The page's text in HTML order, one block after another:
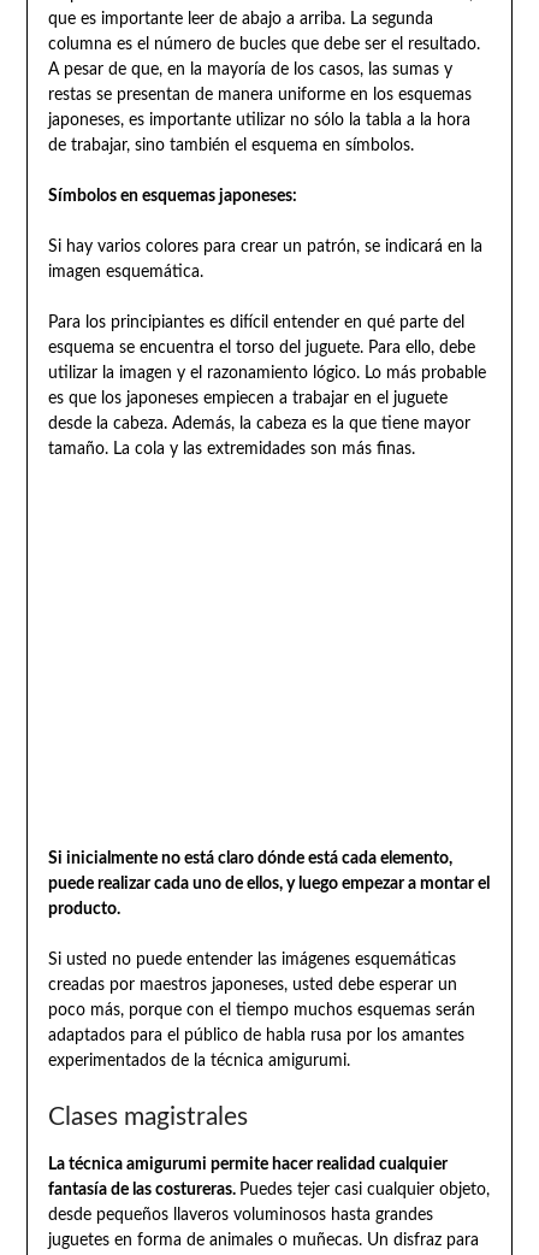
que es importante leer de abajo a arriba. La segunda
columna es el número de bucles que debe ser el resultado.
A pesar de que, en la mayoría de los casos, las sumas y
restas se presentan de manera uniforme en los esquemas
japoneses, es importante utilizar no sólo la tabla a la hora
de trabajar, sino también el esquema en símbolos.
Símbolos en esquemas japoneses:
Si hay varios colores para crear un patrón, se indicará en la
imagen esquemática.
Para los principiantes es difícil entender en qué parte del
esquema se encuentra el torso del juguete. Para ello, debe
utilizar la imagen y el razonamiento lógico. Lo más probable
es que los japoneses empiecen a trabajar en el juguete
desde la cabeza. Además, la cabeza es la que tiene mayor
tamaño. La cola y las extremidades son más finas.
Si inicialmente no está claro dónde está cada elemento,
puede realizar cada uno de ellos, y luego empezar a montar el
producto.
Si usted no puede entender las imágenes esquemáticas
creadas por maestros japoneses, usted debe esperar un
poco más, porque con el tiempo muchos esquemas serán
adaptados para el público de habla rusa por los amantes
experimentados de la técnica amigurumi.
Clases magistrales
La técnica amigurumi permite hacer realidad cualquier
fantasía de las costureras. Puedes tejer casi cualquier objeto,
desde pequeños llaveros voluminosos hasta grandes
juguetes en forma de animales o muñecas. Un disfraz para